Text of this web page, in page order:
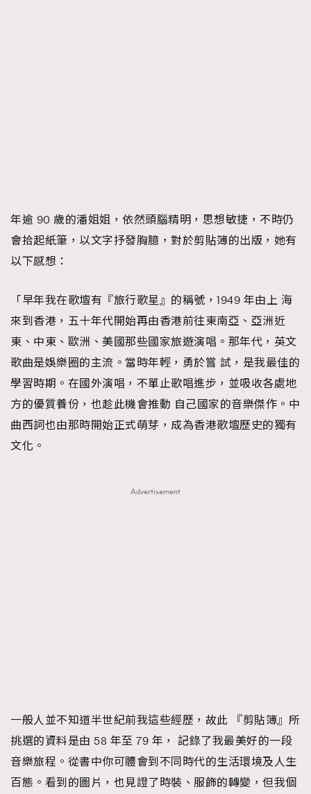
年逾 90 歲的潘姐姐，依然頭腦精明，思想敏捷，不時仍
會拾起紙筆，以文字抒發胸臆，對於剪貼簿的出版，她有
以下感想：
「早年我在歌壇有『旅行歌星』的稱號，1949 年由上 海
來到香港，五十年代開始再由香港前往東南亞、亞洲近
東、中東、歐洲、美國那些國家旅遊演唱。那年代，英文
歌曲是娛樂圈的主流。當時年輕，勇於嘗 試，是我最佳的
學習時期。在國外演唱，不單止歌唱進步，並吸收各處地
方的優質養份，也趁此機會推動 自己國家的音樂傑作。中
曲西詞也由那時開始正式萌芽，成為香港歌壇歷史的獨有
文化。
Advertisement
一般人並不知道半世紀前我這些經歷，故此 『剪貼簿』所
挑選的資料是由 58 年至 79 年， 記錄了我最美好的一段
音樂旅程。從書中你可體會到不同時代的生活環境及人生
百態。看到的圖片，也見證了時裝、服飾的轉變，但我個